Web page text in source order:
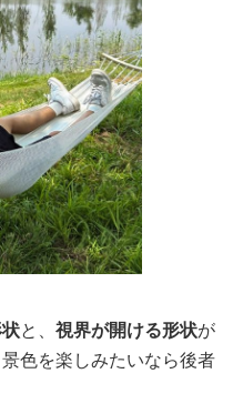
と、 視界が開ける形状が
色を楽しみたいなら後者